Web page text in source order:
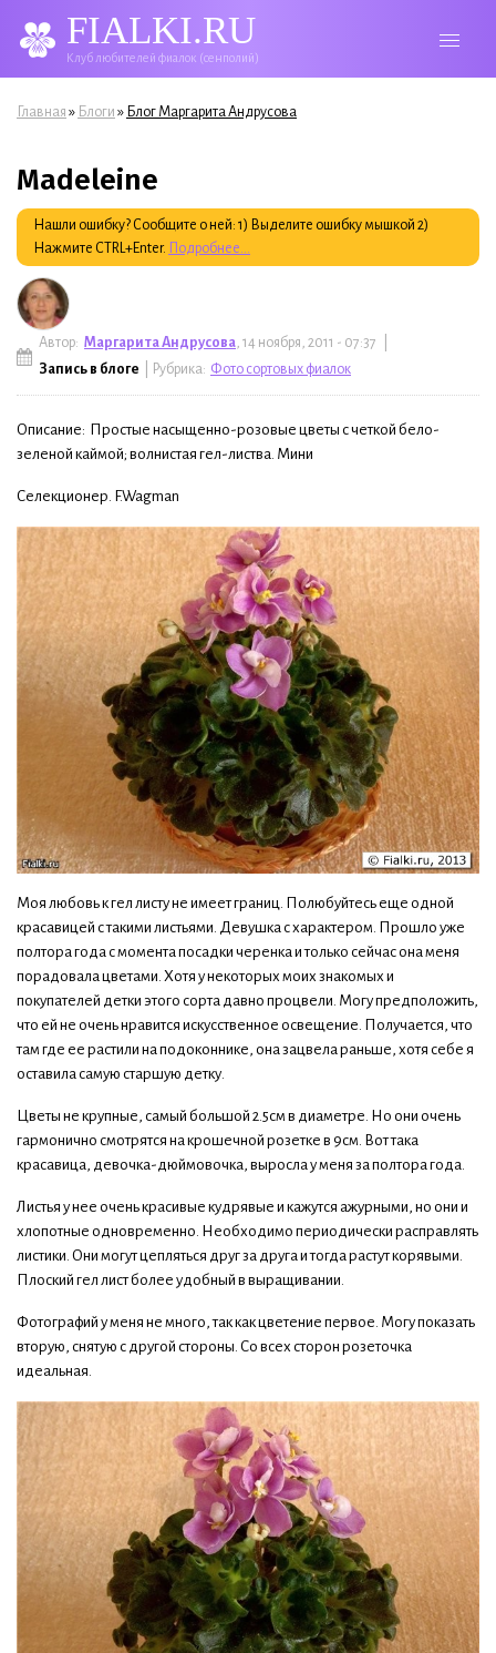
FIALKI.RU
Клуб любителей фиалок (сенполий)
Вы здесь
Главная » Блоги » Блог Маргарита Андрусова
Madeleine
Нашли ошибку? Сообщите о ней: 1) Выделите ошибку мышкой 2)
Нажмите CTRL+Enter. Подробнее...
Автор: Маргарита Андрусова, 14 ноября, 2011 - 07:37 |
Запись в блоге | Рубрика: Фото сортовых фиалок
Описание: Простые насыщенно-розовые цветы с четкой бело-
зеленой каймой; волнистая гел-листва. Мини
Селекционер. F.Wagman
Моя любовь к гел листу не имеет границ. Полюбуйтесь еще одной
красавицей с такими листьями. Девушка с характером. Прошло уже
полтора года с момента посадки черенка и только сейчас она меня
порадовала цветами. Хотя у некоторых моих знакомых и
покупателей детки этого сорта давно процвели. Могу предположить,
что ей не очень нравится искусственное освещение. Получается, что
там где ее растили на подоконнике, она зацвела раньше, хотя себе я
оставила самую старшую детку.
Цветы не крупные, самый большой 2.5см в диаметре. Но они очень
гармонично смотрятся на крошечной розетке в 9см. Вот така
красавица, девочка-дюймовочка, выросла у меня за полтора года.
Листья у нее очень красивые кудрявые и кажутся ажурными, но они и
хлопотные одновременно. Необходимо периодически расправлять
листики. Они могут цепляться друг за друга и тогда растут корявыми.
Плоский гел лист более удобный в выращивании.
Фотографий у меня не много, так как цветение первое. Могу показать
вторую, снятую с другой стороны. Со всех сторон розеточка
идеальная.